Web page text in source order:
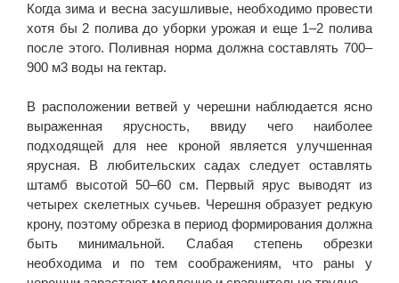
Когда зима и весна засушливые, необходимо провести
хотя бы 2 полива до уборки урожая и еще 1–2 полива
после этого. Поливная норма должна составлять 700–
900 м3 воды на гектар.
В расположении ветвей у черешни наблюдается ясно
выраженная ярусность, ввиду чего наиболее
подходящей для нее кроной является улучшенная
ярусная. В любительских садах следует оставлять
штамб высотой 50–60 см. Первый ярус выводят из
четырех скелетных сучьев. Черешня образует редкую
крону, поэтому обрезка в период формирования должна
быть минимальной. Слабая степень обрезки
необходима и по тем соображениям, что раны у